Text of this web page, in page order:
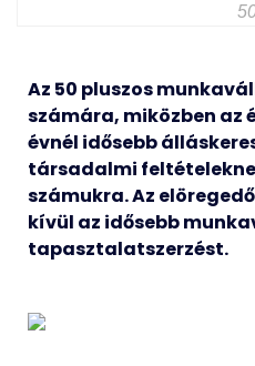
Az 50 pluszos
számára, miközben az
évnél idősebb
társadalmi
számukra. Az
kívül az idősebb
tapasztalatszerzést.